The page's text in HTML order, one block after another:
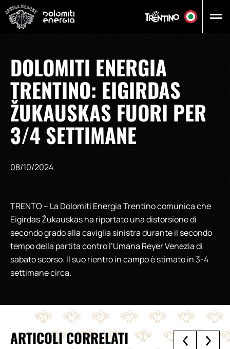
DOLOMITI ENERGIA
TRENTINO: EIGIRDAS
ŽUKAUSKAS FUORI PER
3/4 SETTIMANE
08/10/2024
TRENTO – La Dolomiti Energia Trentino comunica che
Eigirdas Žukauskas ha riportato una distorsione di
secondo grado alla caviglia sinistra durante il secondo
tempo della partita contro l’Umana Reyer Venezia di
sabato scorso. Il suo rientro in campo è stimato in 3-4
settimane circa.
ARTICOLI CORRELATI